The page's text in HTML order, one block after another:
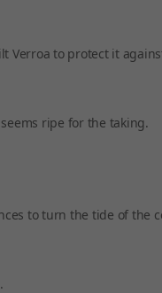
Verroa to protect it
ripe for the taking.
to turn the tide of the